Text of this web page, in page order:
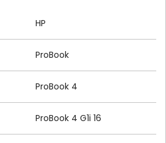
HP
ProBook
ProBook 4
ProBook 4 G1i 16